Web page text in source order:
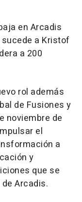
en Arcadis
a Kristof
a 200
rol además
de Fusiones y
noviembre de
el
a
y
que se
Arcadis.